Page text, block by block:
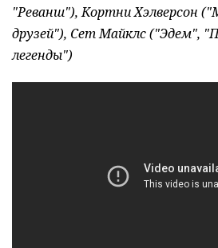
"Реванш"), Кортни Хэлверсон
друзей"), Сет Майклс ("Эдем",
легенды")